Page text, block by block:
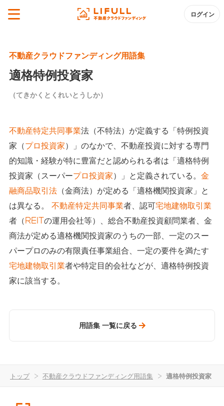
ログイン
不動産クラウドファンディング用語集
適格特例投資家
（てきかくとくれいとうしか）
不動産特定共同事業法（不特法）が定義する「特例投資
家（プロ投資家）」のなかで、不動産投資に対する専門
的知識・経験が特に豊富だと認められる者は「適格特例
投資家（スーパープロ投資家）」と定義されている。 金
融商品取引法 （金商法）が定める「適格機関投資家」と
は異なる。 不動産特定共同事業者、認可宅地建物取引業
者（REITの運用会社等）、総合不動産投資顧問業者、金
商法が定める適格機関投資家のうちの一部、一定のスー
パープロのみの有限責任事業組合、一定の要件を満たす
宅地建物取引業者や特定目的会社などが、適格特例投資
家に該当する。
用語集 一覧に戻る
トップ > 不動産クラウドファンディング用語集 > 適格特例投資家